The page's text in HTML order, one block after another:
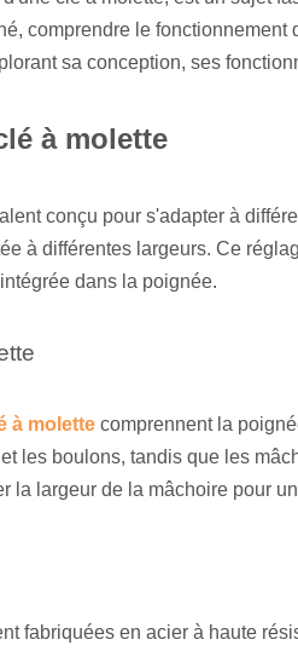
comprendre le
sa conception, ses
à molette
conçu pour s'adapter à
à différentes largeurs. Ce
dans la poignée.
à molette comprennent la
les boulons, tandis que les
la largeur de la mâchoire pour
fabriquées en acier à haute